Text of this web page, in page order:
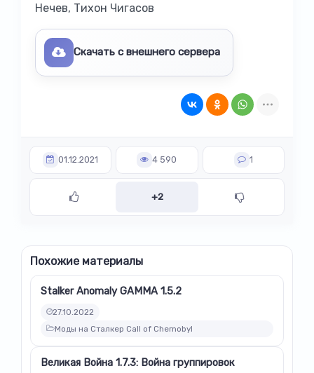
Нечев, Тихон Чигасов
Скачать с внешнего сервера
01.12.2021 4 590 1
+2
Похожие материалы
Stalker Anomaly GAMMA 1.5.2
27.10.2022
Моды на Сталкер Call of Chernobyl
Великая Война 1.7.3: Война группировок